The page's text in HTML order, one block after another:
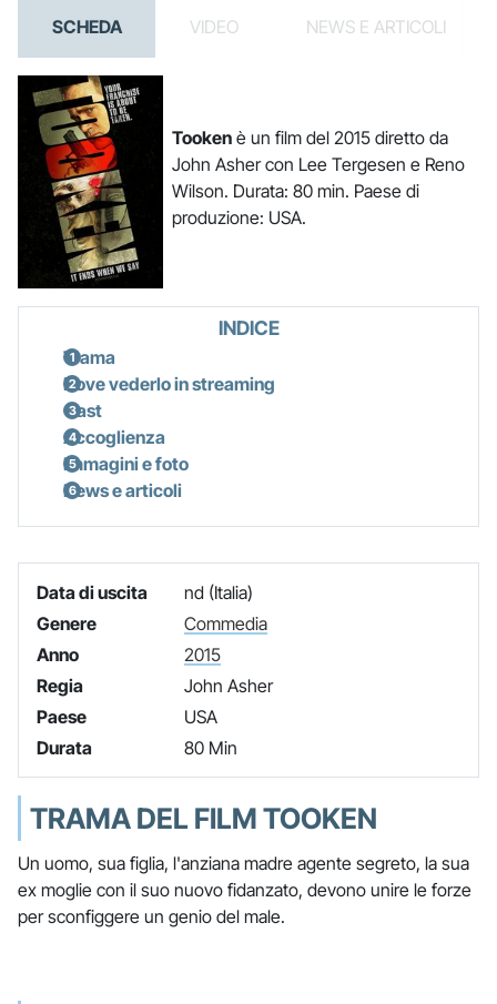
SCHEDA VIDEO NEWS E ARTICOLI
Tookenè un film del 2015 diretto da
John Asher con Lee Tergesen e Reno
Wilson. Durata: 80 min. Paese di
produzione: USA.
INDICE
Trama
Dove vederlo in streaming
Cast
Accoglienza
Immagini e foto
News e articoli
Data di uscita
nd (Italia)
Genere
Commedia
Anno
2015
Regia
John Asher
Paese
USA
Durata
80 Min
TRAMA DEL FILM TOOKEN
Un uomo, sua figlia, l'anziana madre agente segreto, la sua
ex moglie con il suo nuovo fidanzato, devono unire le forze
per sconfiggere un genio del male.